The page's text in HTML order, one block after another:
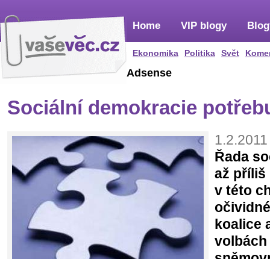
Home
Ekonomika Politika Svět
VIP blogy
Adsense
Sociální demokracie
Řada
až příliš
v této
koalice
volbách